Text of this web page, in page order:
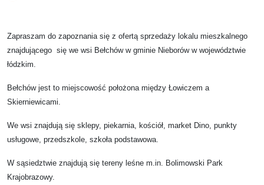
Zapraszam do zapoznania się z ofertą sprzedaży lokalu mieszkalnego
znajdującego się we wsi Bełchów w gminie Nieborów w województwie
łódzkim.
Bełchów jest to miejscowość położona między Łowiczem a
Skierniewicami.
We wsi znajdują się sklepy, piekarnia, kościół, market Dino, punkty
usługowe, przedszkole, szkoła podstawowa.
W sąsiedztwie znajdują się tereny leśne m.in. Bolimowski Park
Krajobrazowy.